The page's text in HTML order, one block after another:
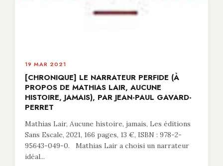
19 MAR 2021
[CHRONIQUE] LE NARRATEUR PERFIDE (À
PROPOS DE MATHIAS LAIR, AUCUNE
HISTOIRE, JAMAIS), PAR JEAN-PAUL GAVARD-
PERRET
Mathias Lair, Aucune histoire, jamais, Les éditions
Sans Escale, 2021, 166 pages, 13 €, ISBN : 978-2-
95643-049-0. Mathias Lair a choisi un narrateur
idéal...